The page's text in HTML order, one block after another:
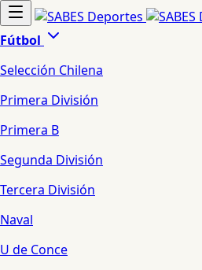
Fútbol
Selección Chilena
Primera División
Primera B
Segunda División
Tercera División
Naval
U de Conce